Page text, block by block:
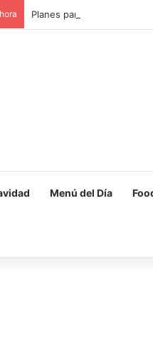
Planes para el día de la
Menú del Día